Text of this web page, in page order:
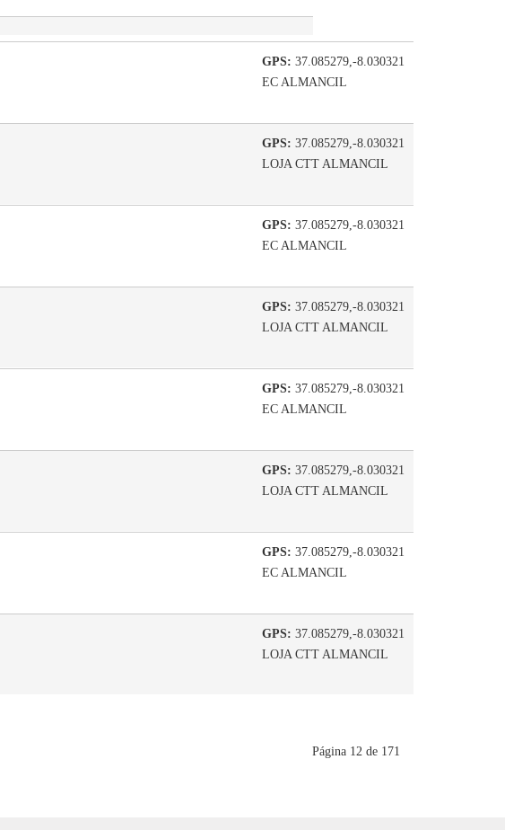
GPS: 37.085279,-8.030321
EC ALMANCIL
GPS: 37.085279,-8.030321
LOJA CTT ALMANCIL
GPS: 37.085279,-8.030321
EC ALMANCIL
GPS: 37.085279,-8.030321
LOJA CTT ALMANCIL
GPS: 37.085279,-8.030321
EC ALMANCIL
GPS: 37.085279,-8.030321
LOJA CTT ALMANCIL
GPS: 37.085279,-8.030321
EC ALMANCIL
GPS: 37.085279,-8.030321
LOJA CTT ALMANCIL
Página 12 de 171